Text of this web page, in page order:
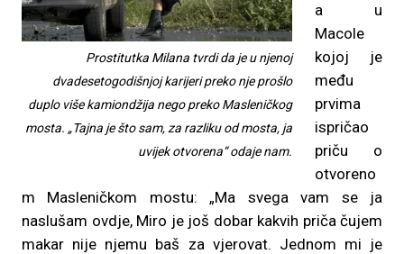
Prostitutka Milana tvrdi da je u njenoj
dvadesetogodišnjoj karijeri preko nje prošlo
duplo više kamiondžija nego preko Masleničkog
mosta. „Tajna je što sam, za razliku od mosta, ja
uvijek otvorena“ odaje nam.
a u
Macole
kojoj je
među
prvima
ispričao
priču o
otvoreno
m Masleničkom mostu: „Ma svega vam se ja
naslušam ovdje, Miro je još dobar kakvih priča čujem
makar nije njemu baš za vjerovat. Jednom mi je